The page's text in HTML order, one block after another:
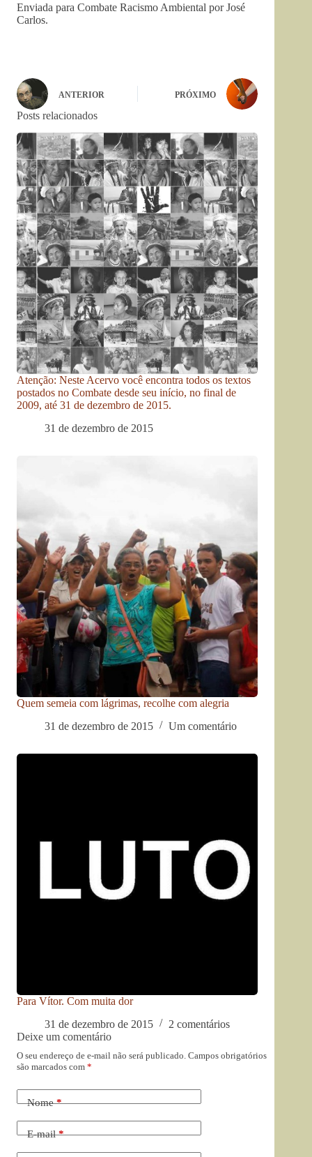
Enviada para Combate Racismo Ambiental por José
Carlos.
ANTERIOR PRÓXIMO
Posts relacionados
Atenção: Neste Acervo você encontra todos os textos
postados no Combate desde seu início, no final de
2009, até 31 de dezembro de 2015.
31 de dezembro de 2015
Quem semeia com lágrimas, recolhe com alegria
31 de dezembro de 2015
Um comentário
Para Vítor. Com muita dor
31 de dezembro de 2015
2 comentários
Deixe um comentário
O seu endereço de e-mail não será publicado. Campos obrigatórios
são marcados com *
Nome*
E-mail*